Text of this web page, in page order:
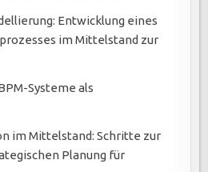
Entwicklung eines
im Mittelstand zur
Systeme als
im Mittelstand: Schritte zur
Planung für